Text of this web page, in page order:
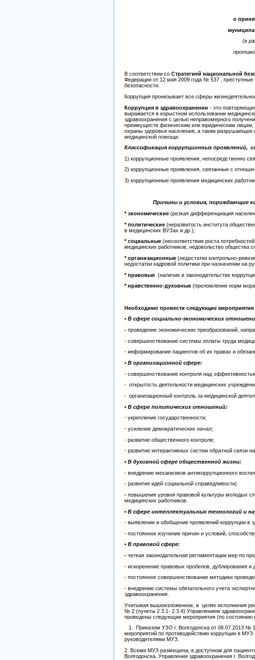
о
(в
В соответствии со Стратегией национальной
Федерации от 12 мая 2009 года № 537 , преступные
безопасности.
Коррупция пронизывает все сферы
Коррупция в здравоохранении - это
выражается в корыстном использовании
здравоохранения с целью неправомерного
преимуществ физическим или юридическим лицам,
охраны здоровья населения, а также
медицинской помощи.
Классификация коррупционных проявлений,
1) коррупционные проявления, непосредственно
2) коррупционные проявления, связанные с
3) коррупционные проявления медицинских
Причины и условия, порождающие
* экономические (резкая дифференциация
* политические (неразвитость института
в медицинских ВУЗах и др.);
* социальные (несоответствие роста
медицинских работников, недовольство общества
* организационные (недостатки контрольно-
недостатки кадровой политики при назначении на
* правовые (наличие в законодательстве
* нравственно-духовные (преломление норм
Необходимо провести следующие
• В сфере социально-экономических
- проведение экономических преобразований,
- совершенствование системы оплаты труда
- информирование пациентов об их правах и
• В организационной сфере:
- совершенствование контроля над
- открытость деятельности медицинских
- организационный контроль за медицинской
• В сфере политических отношений:
- укрепление государственности;
- усиление демократических начал;
- развитие общественного контроля;
- развитие интерактивных систем обратной связи
• В духовной сфере общественной жизни:
- внедрение механизмов антикоррупционного
- развитие идей социальной справедливости;
- повышения уровня правовой культуры молодых
медицинских работников.
• В сфере интеллектуальных технологий и
- выявление и обобщение проявлений коррупции в
- постоянное изучение причин и условий,
• В правовой сфере:
- четкая законодательная регламентации мер по
- искоренение правовых пробелов, дублирования и
- постоянное совершенствование методики
- внедрение системы обязательного учета
здравоохранения.
Учитывая вышеизложенное, в целях исполнения
№ 2 (пункты 2.3.1- 2.3.4) Управлением
проведены следующие мероприятия (по состоянию
1. Приказом УЗО г. Волгодонска от 08.07.2013 №
мероприятий по противодействию коррупции в
руководителями МУЗ.
2. Всеми МУЗ размещена, в доступном для
Волгодонска, Управления здравоохранения г.